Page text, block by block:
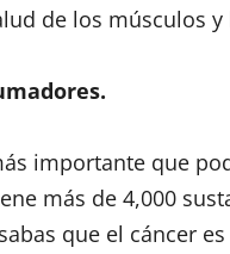
de los músculos y
importante que
más de 4,000
que el cáncer